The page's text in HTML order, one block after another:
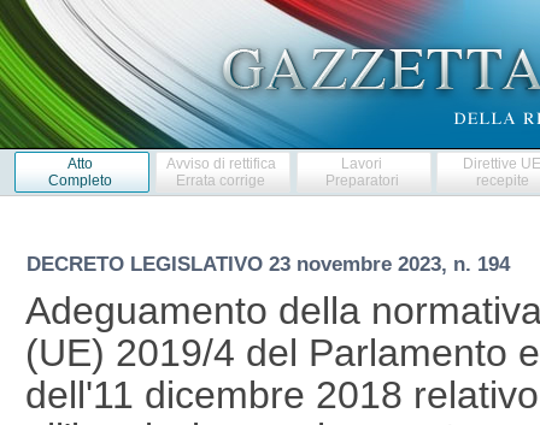
Atto
Completo
Avviso di rettifica
Errata corrige
Lavori
Preparatori
Direttive
recepite
DECRETO LEGISLATIVO 23 novembre 2023, n. 194
Adeguamento della
(UE) 2019/4 del Parlamento
dell'11 dicembre 2018